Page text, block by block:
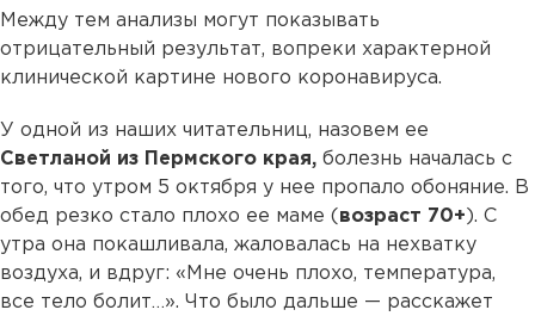
Между тем анализы могут показывать
отрицательный результат, вопреки характерной
клинической картине нового коронавируса.
У одной из наших читательниц, назовем ее
Светланой из Пермского края, болезнь началась с
того, что утром 5 октября у нее пропало обоняние. В
обед резко стало плохо ее маме ( возраст 70+). С
утра она покашливала, жаловалась на нехватку
воздуха, и вдруг: «Мне очень плохо, температура,
все тело болит…». Что было дальше — расскажет